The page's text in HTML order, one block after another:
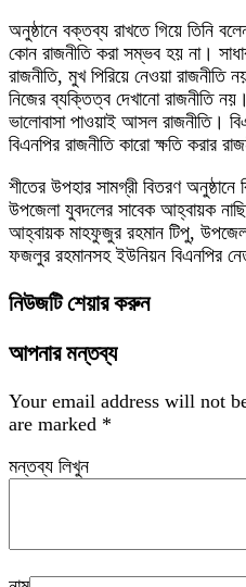
অনুষ্ঠানে বক্তব্য রাখতে গিয়ে তিনি
কোন রাজনীতি করা সম্ভব হয় না।
রাজনীতি, মুখ পিরিয়ে নেওয়া
নিজের ব্যক্তিত্ব দেখানো রাজনীতি
ভালোবাসা পাওয়াই আসল রাজনীতি।
বিএনপির রাজনীতি কারো ক্ষতি করার
শীতের উপহার সামগ্রী বিতরণ
উপজেলা যুবদলের সাবেক আহ্বায়ক
আহ্বায়ক মাহফুজুর রহমান টিপু,
ফজলুর রহমানসহ ইউনিয়ন বিএনপির
নিউজটি শেয়ার করুন
আপনার মন্তব্য
Your email address will not
are marked *
মন্তব্য লিখুন